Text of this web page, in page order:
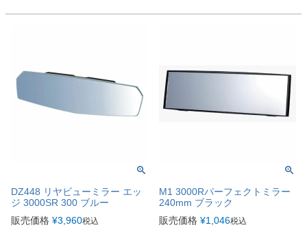
DZ448 リヤビューミラー エッ
ジ 3000SR 300 ブルー
販売価格 ¥3,960税込
M1 3000Rパーフェクトミラー
240mm ブラック
販売価格 ¥1,046税込